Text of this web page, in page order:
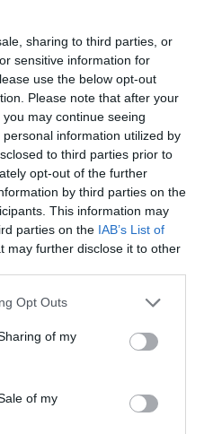
sharing to third parties, or
sensitive information for
use the below opt-out
Please note that after your
may continue seeing
information utilized by
to third parties prior to
opt-out of the further
by third parties on the
This information may
parties on the IAB’s List of
may further disclose it to other
Opt Outs
of my
of my
και με τη Νάνα
ηρωίδας,- θα
στη συγγραφέα
και η κόρη της,Ζωή
που διοργανώνεται για τη
που πέραν της
της, θα
της παράστασης, Νάνα
και την υποκριτική
οπτικοακουστικό υλικό
Νίκης Τριανταφυλλίδη.
θα είναι ελεύθερη για